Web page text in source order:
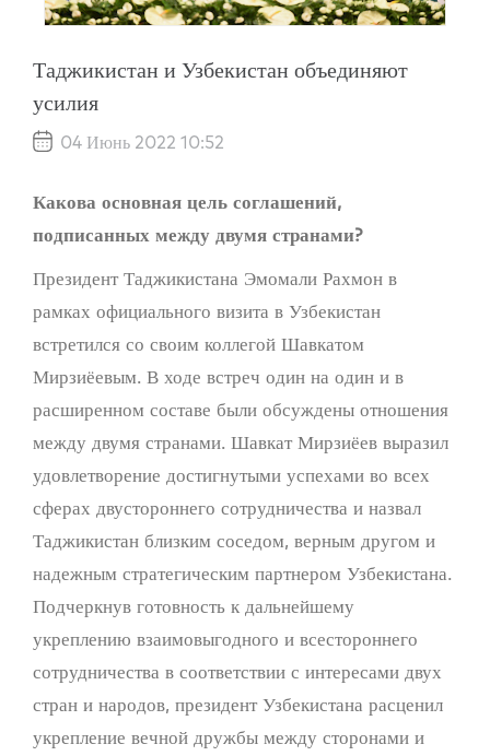
Таджикистан и Узбекистан объединяют
усилия
04 Июнь 2022 10:52
Какова основная цель соглашений,
подписанных между двумя странами?
Президент Таджикистана Эмомали Рахмон в
рамках официального визита в Узбекистан
встретился со своим коллегой Шавкатом
Мирзиёевым. В ходе встреч один на один и в
расширенном составе были обсуждены отношения
между двумя странами. Шавкат Мирзиёев выразил
удовлетворение достигнутыми успехами во всех
сферах двустороннего сотрудничества и назвал
Таджикистан близким соседом, верным другом и
надежным стратегическим партнером Узбекистана.
Подчеркнув готовность к дальнейшему
укреплению взаимовыгодного и всестороннего
сотрудничества в соответствии с интересами двух
стран и народов, президент Узбекистана расценил
укрепление вечной дружбы между сторонами и